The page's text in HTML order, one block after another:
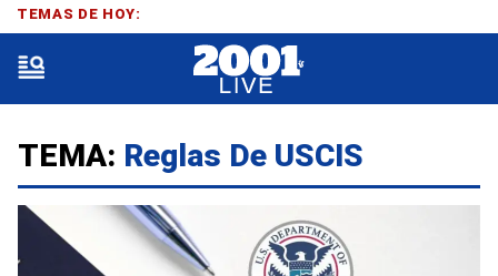
TEMA: Reglas De USCIS
TEMAS DE HOY: